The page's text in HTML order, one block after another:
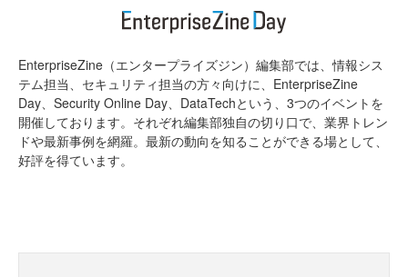
EnterpriseZine（エンタープライズジン）編集部では、情報シス
テム担当、セキュリティ担当の方々向けに、EnterpriseZine
Day、Security Online Day、DataTechという、3つのイベントを
開催しております。それぞれ編集部独自の切り口で、業界トレン
ドや最新事例を網羅。最新の動向を知ることができる場として、
好評を得ています。